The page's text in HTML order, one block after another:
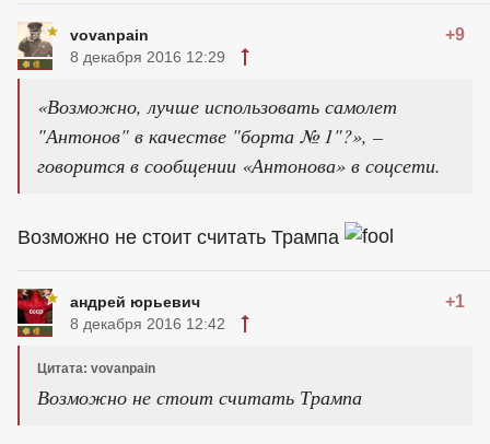
vovanpain +9
8 декабря 2016 12:29
«Возможно, лучше использовать самолет
"Антонов" в качестве "борта № 1"?», –
говорится в сообщении «Антонова» в соцсети.
Возможно не стоит считать Трампа
андрей юрьевич +1
8 декабря 2016 12:42
Цитата: vovanpain
Возможно не стоит считать Трампа